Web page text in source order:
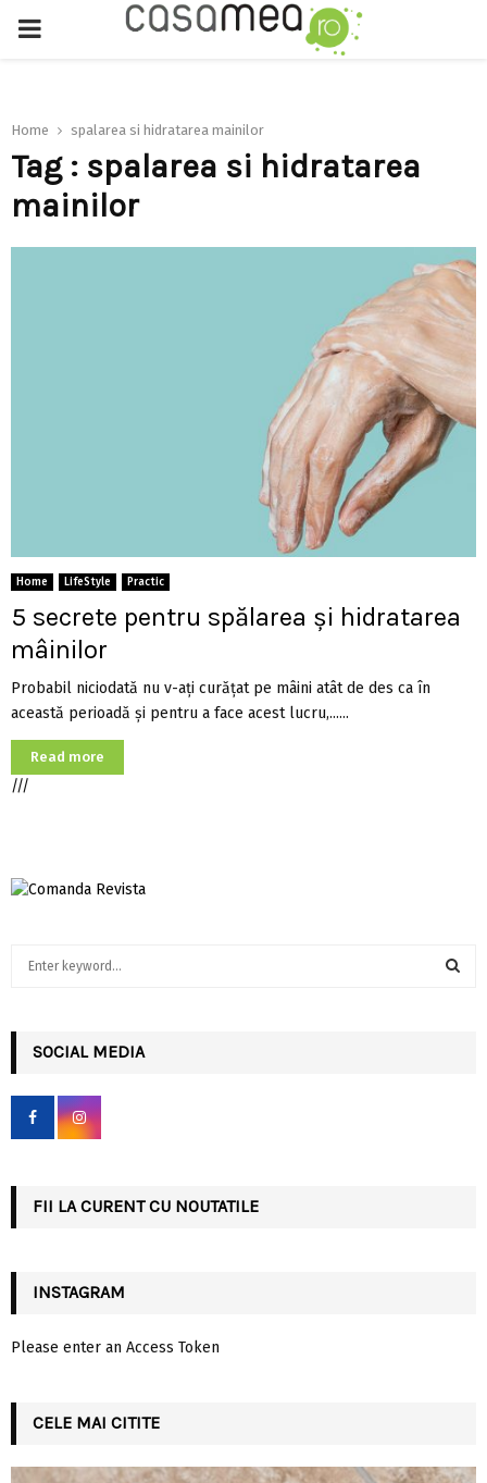
PRIMARY
Home spalarea si hidratarea mainilor
Tag : spalarea si hidratarea
mainilor
Home LifeStyle Practic
5 secrete pentru spălarea și hidratarea
mâinilor
Probabil niciodată nu v-ați curățat pe mâini atât de des ca în
această perioadă și pentru a face acest lucru,......
Read more
///
h
f
r
SOCIAL MEDIA
FII LA CURENT CU NOUTATILE
INSTAGRAM
Please enter an Access Token
CELE MAI CITITE